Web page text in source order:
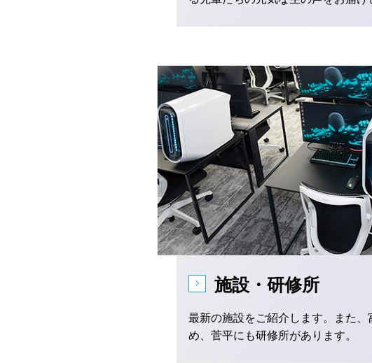
施設・研修所
最新の施設をご紹介します。また
め、菅平にも研修所があります。